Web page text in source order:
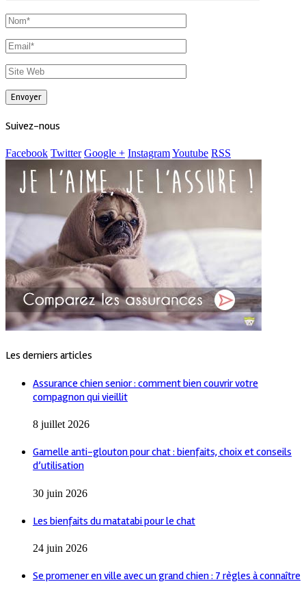
Suivez-nous
Facebook Twitter Google + InstagramYoutube RSS
Les derniers articles
Assurance chien senior : comment bien couvrir votre
compagnon qui vieillit
8 juillet 2026
Gamelle anti-glouton pour chat : bienfaits, choix et conseils
d’utilisation
30 juin 2026
Les bienfaits du matatabi pour le chat
24 juin 2026
Se promener en ville avec un grand chien : 7 règles à connaître